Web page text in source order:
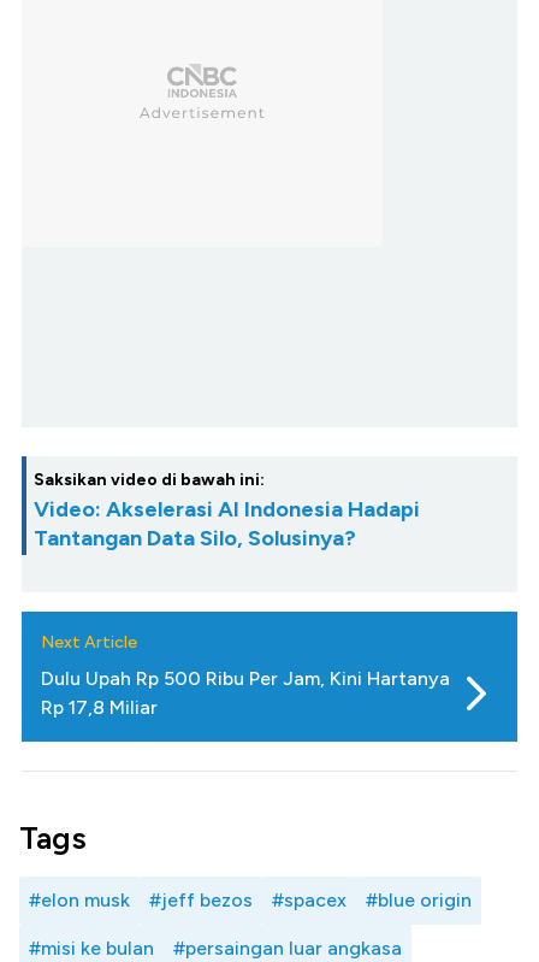
Saksikan video di bawah ini:
Video: Akselerasi AI Indonesia Hadapi
Tantangan Data Silo, Solusinya?
Next Article
Dulu Upah Rp 500 Ribu Per Jam, Kini Hartanya
Rp 17,8 Miliar
Tags
#elon musk #jeff bezos #spacex #blue origin
#misi ke bulan #persaingan luar angkasa